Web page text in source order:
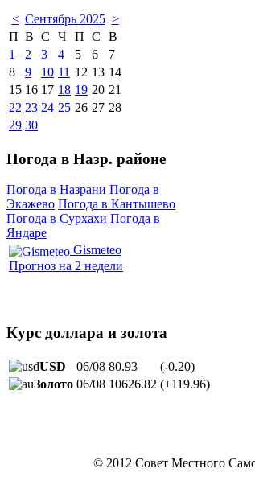
< Сентябрь 2025 >
П В С Ч П С
В
1
2 3 4 5 6
7
8
9 10 11 12 13 14
15 16 17 18 19 20 21
22 23 24 25 26 27 28
29 30
Погода в Назр. районе
Погода в Назрани Погода в
Экажево Погода в Кантышево
Погода в Сурхахи Погода в
Яндаре
Gismeteo
Прогноз на 2 недели
Курс доллара и золота
USD 06/08 80.93
(-0.20)
Золото 06/08 10626.82 (+119.96)
© 2012 Совет Местного